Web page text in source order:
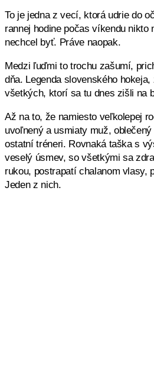
To je jedna z vecí, ktorá udrie do
rannej hodine počas víkendu nikto
nechcel byť. Práve naopak.
Medzi ľuďmi to trochu zašumí,
dňa. Legenda slovenského
všetkých, ktorí sa tu dnes zišli na
Až na to, že namiesto veľkolepej
uvoľnený a usmiaty muž,
ostatní tréneri. Rovnaká taška s
veselý úsmev, so všetkými sa
rukou, postrapatí chalanom vlasy,
Jeden z nich.